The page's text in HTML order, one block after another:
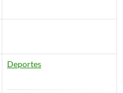
Deportes